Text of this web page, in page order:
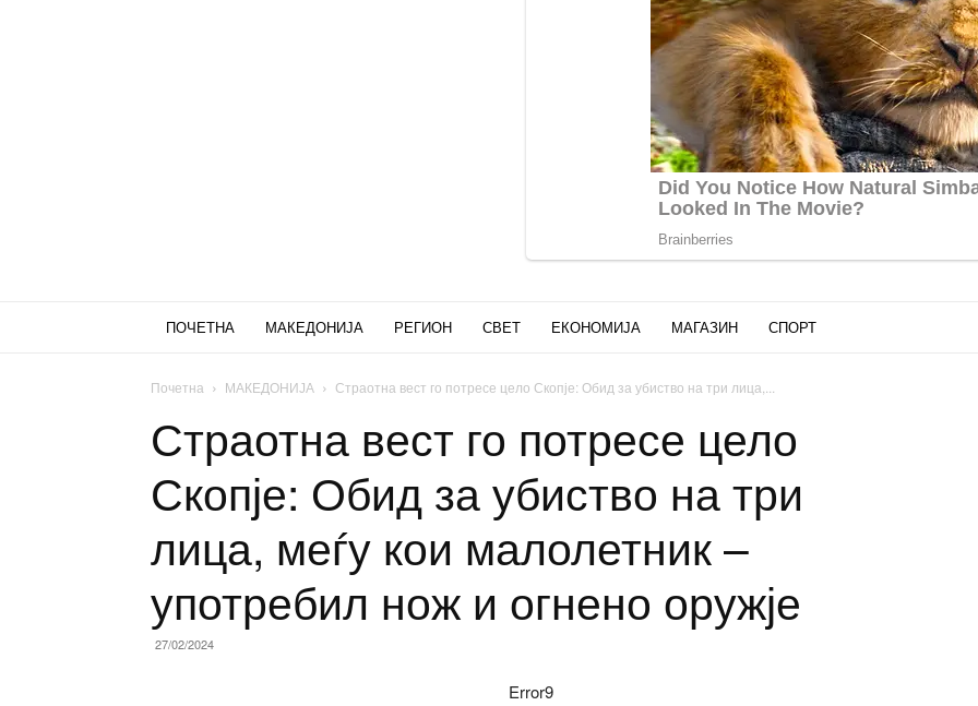
ПОЧЕТНА МАКЕДОНИЈА РЕГИОН СВЕТ ЕКОНОМИЈА МАГАЗИН СПОРТ
Почетна МАКЕДОНИЈА Страотна вест го потресе цело Скопје: Обид за убиство на три лица,...
Страотна вест го потресе цело
Скопје: Обид за убиство на три
лица, меѓу кои малолетник –
употребил нож и огнено оружје
27/02/2024
Error9